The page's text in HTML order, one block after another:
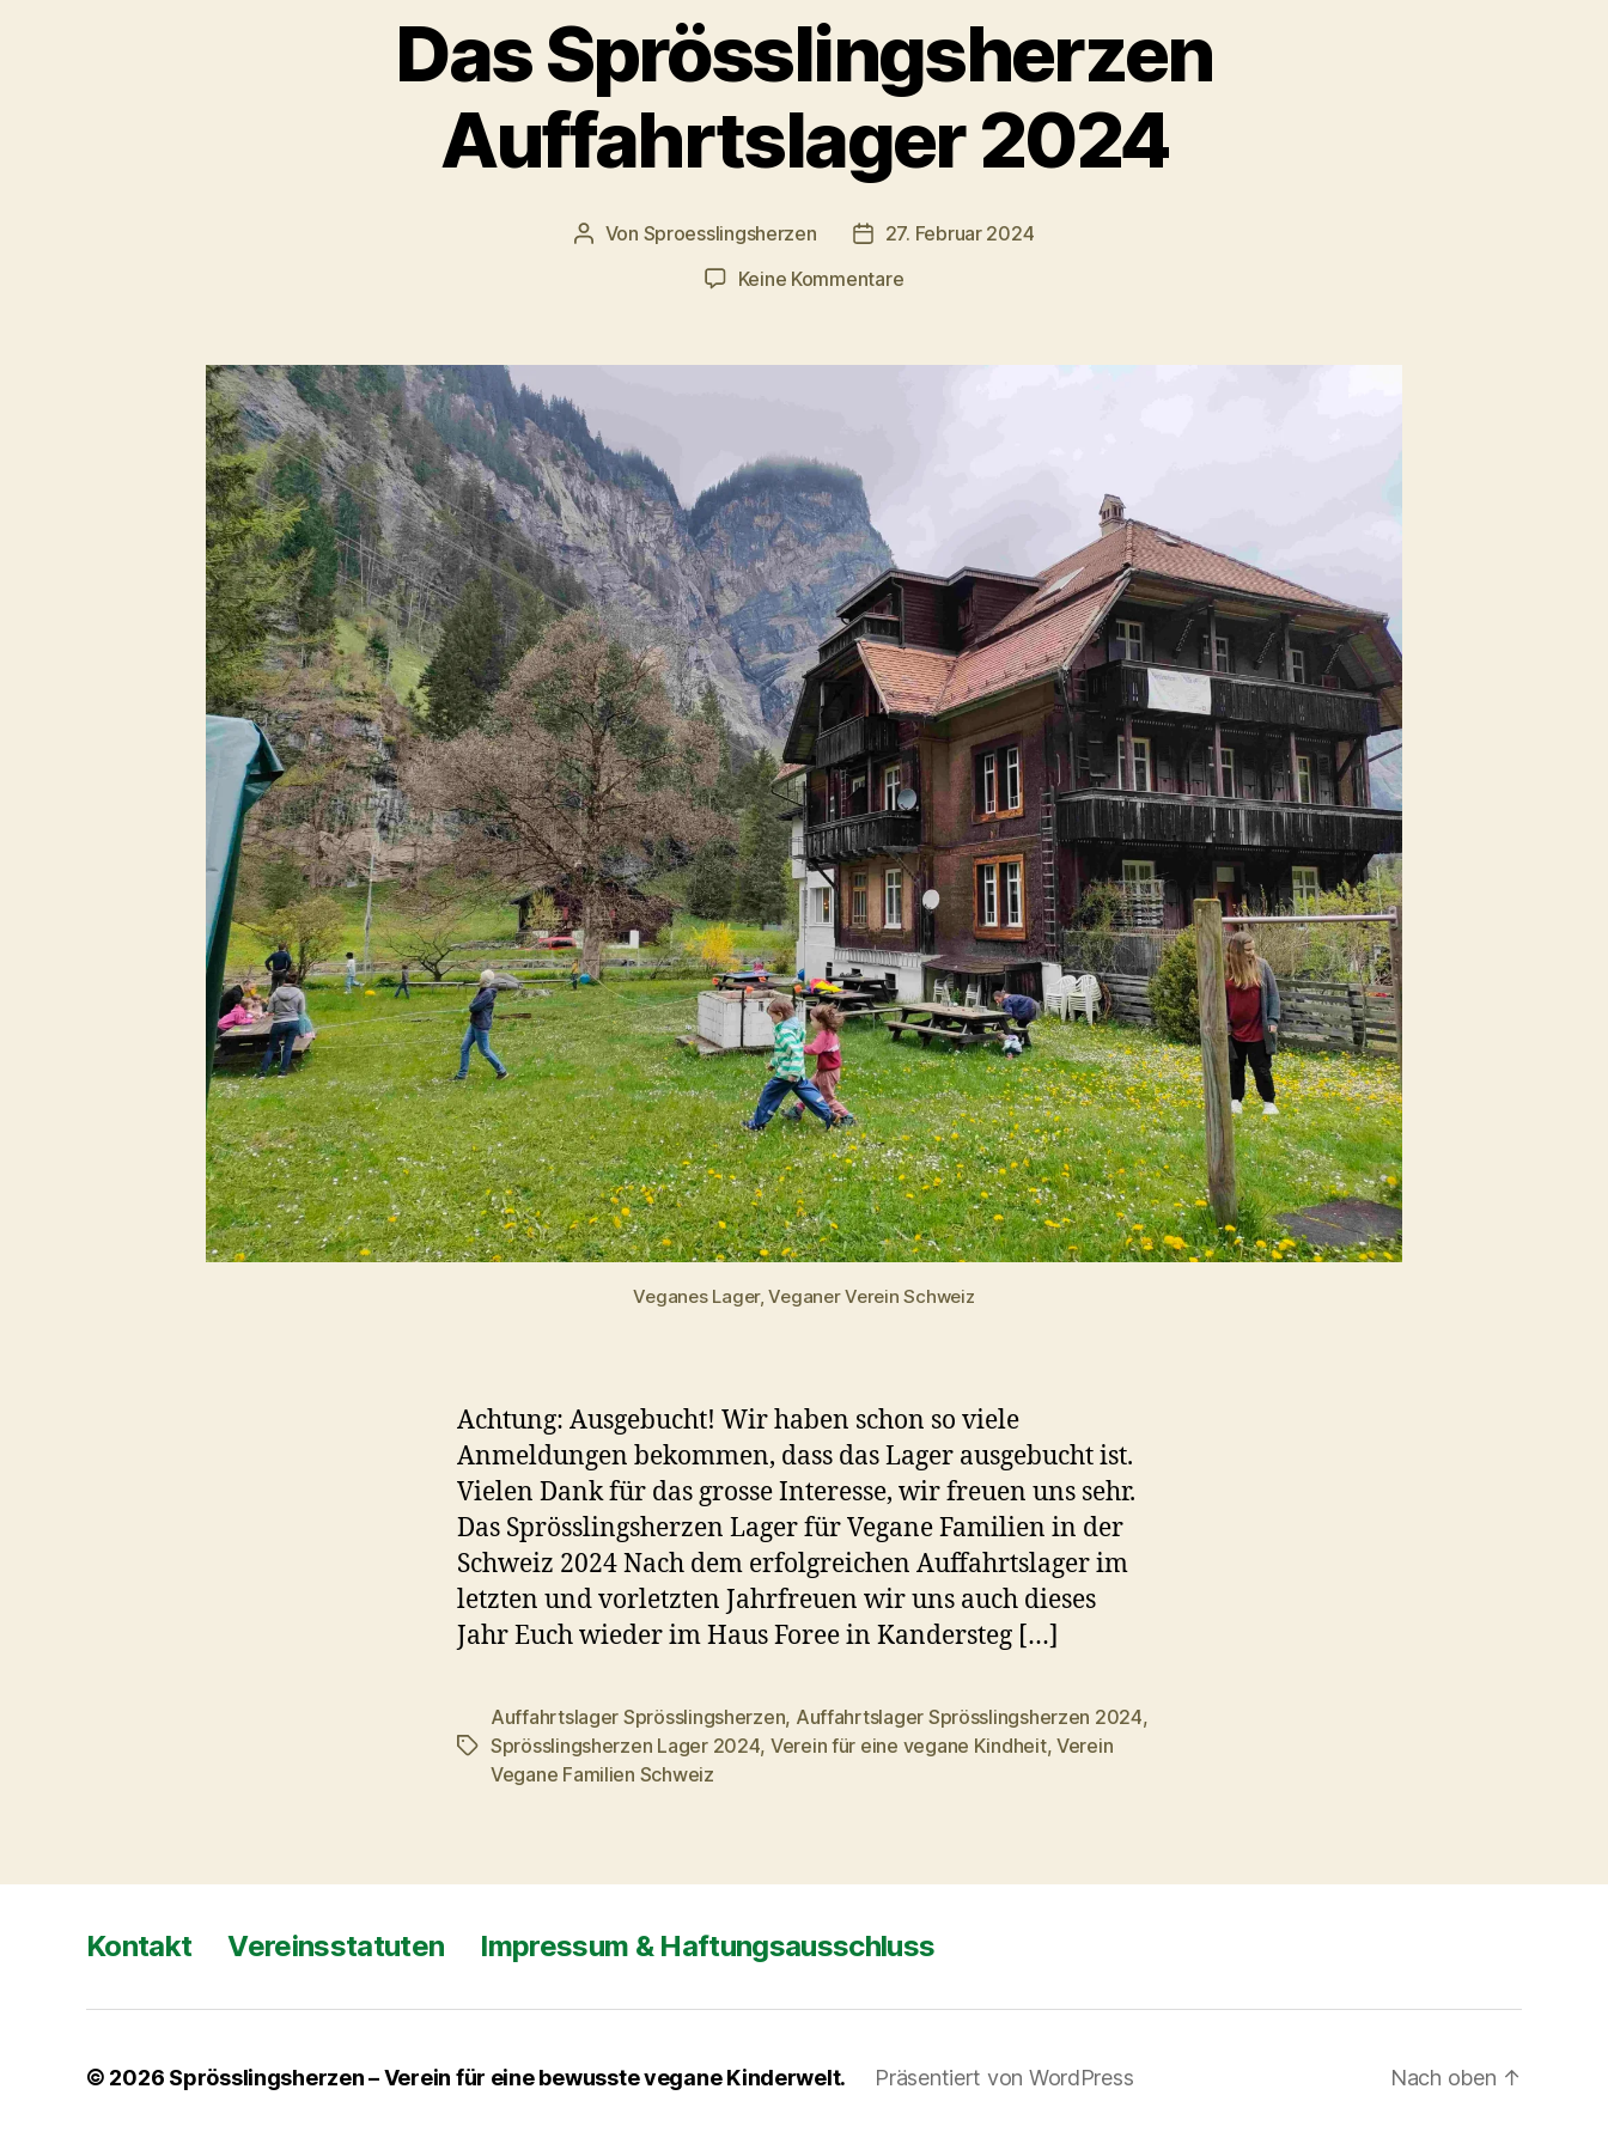
Das Sprösslingsherzen
Auffahrtslager 2024
Beitragsautor
Von Sproesslingsherzen Veröffentlichungsdatum
27. Februar 2024
Keine Kommentarezu
Auffahrtslager
Veganes Lager, Veganer Verein Schweiz
Achtung: Ausgebucht! Wir haben schon so viele
Anmeldungen bekommen, dass das Lager ausgebucht ist.
Vielen Dank für das grosse Interesse, wir freuen uns sehr.
Das Sprösslingsherzen Lager für Vegane Familien in der
Schweiz 2024 Nach dem erfolgreichen Auffahrtslager im
letzten und vorletzten Jahrfreuen wir uns auch dieses
Jahr Euch wieder im Haus Foree in Kandersteg […]
Schlagwörter
Auffahrtslager Sprösslingsherzen, Auffahrtslager Sprösslingsherzen 2024,
Sprösslingsherzen Lager 2024, Verein für eine vegane Kindheit,Verein
Vegane Familien Schweiz
Kontakt Vereinsstatuten Impressum & Haftungsausschluss
© 2026 Sprösslingsherzen – Verein für eine bewusste vegane Kinderwelt. Präsentiert von WordPress Nach oben ↑